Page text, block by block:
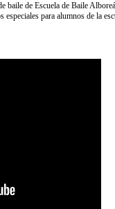
baile de Escuela de Baile
para alumnos de la